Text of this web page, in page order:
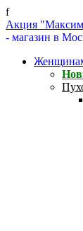
f
Акция
- магазин в